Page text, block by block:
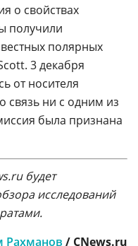
о свойствах
получили
полярных
3 декабря
от носителя
связь ни с одним из
была признана
будет
исследований
Рахманов / CNews.ru